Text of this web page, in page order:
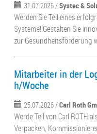
31.07.2026 /Systec &
Werden Sie Teil eines
Systeme! Gestalten Sie
zur Gesundheitsförderung
Mitarbeiter in der
h/Woche
25.07.2026 /Carl Roth
Werde Teil von Carl ROTH
Verpacken,